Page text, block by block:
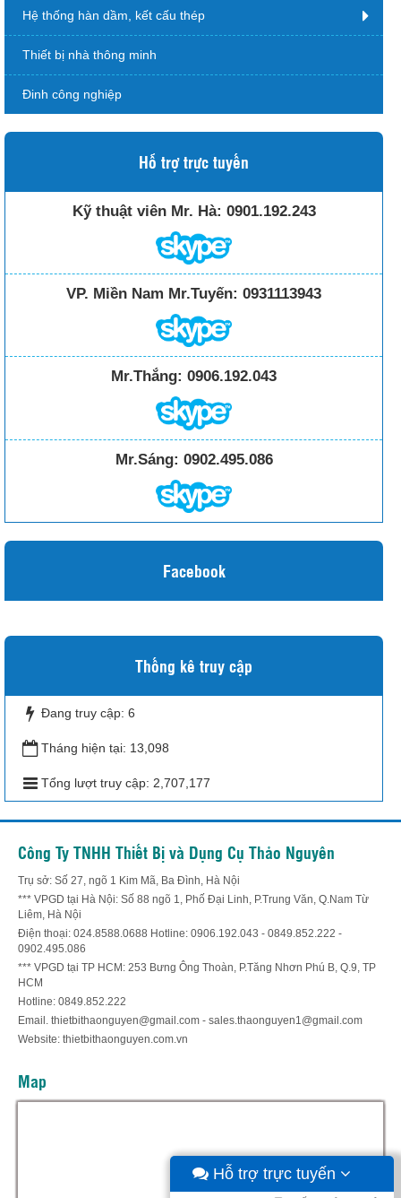
Hệ thống hàn dầm, kết cấu thép
Thiết bị nhà thông minh
Đinh công nghiệp
Hỗ trợ trực tuyến
Kỹ thuật viên Mr. Hà: 0901.192.243
VP. Miền Nam Mr.Tuyến: 0931113943
Mr.Thắng: 0906.192.043
Mr.Sáng: 0902.495.086
Facebook
Thống kê truy cập
Đang truy cập: 6
Tháng hiện tại: 13,098
Tổng lượt truy cập: 2,707,177
Công Ty TNHH Thiết Bị và Dụng Cụ Thảo Nguyên
Trụ sở: Số 27, ngõ 1 Kim Mã, Ba Đình, Hà Nội
*** VPGD tại Hà Nội: Số 88 ngõ 1, Phố Đại Linh, P.Trung Văn, Q.Nam Từ
Liêm, Hà Nội
Điện thoại: 024.8588.0688 Hotline: 0906.192.043 - 0849.852.222 -
0902.495.086
*** VPGD tại TP HCM: 253 Bưng Ông Thoàn, P.Tăng Nhơn Phú B, Q.9, TP
HCM
Hotline: 0849.852.222
Email. thietbithaonguyen@gmail.com - sales.thaonguyen1@gmail.com
Website: thietbithaonguyen.com.vn
Map
Hỗ trợ trực tuyến